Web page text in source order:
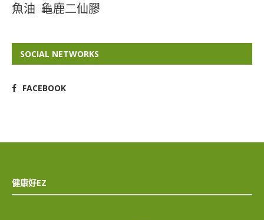
魚油 龜鹿二仙膠
SOCIAL NETWORKS
FACEBOOK
健康好EZ